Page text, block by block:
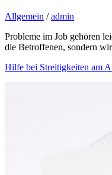
Allgemein /admin
Probleme im Job gehören
die Betroffenen, sondern
Hilfe bei Streitigkeiten am